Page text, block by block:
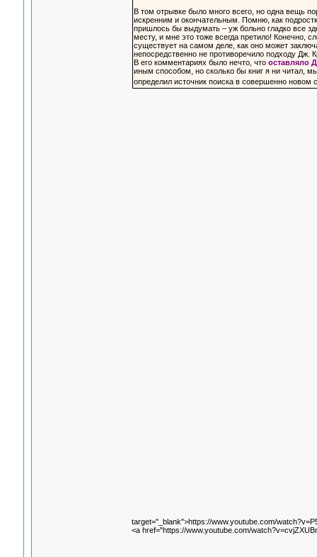
В том отрывке было много всего, но одна вещь
искренним и окончательным. Помню, как
пришлось бы выдумать – уж больно гладко все
месту, и мне это тоже всегда претило! Конечно,
существует на самом деле, как оно может
непосредственно не противоречило подходу Дж.
В его комментариях было нечто, что оставляло
иным способом, но сколько бы книг я ни читал,
определил источник поиска в совершенно новом
target="_blank">https://www.youtube.com/
<a href="https://www.youtube.com/